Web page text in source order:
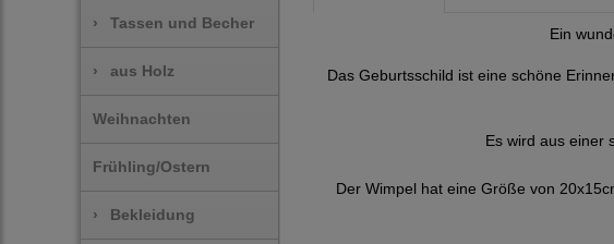
› Tassen und Becher
› aus Holz
Weihnachten
Frühling/Ostern
› Bekleidung
Ein
Das Geburtsschild ist eine schöne
Es wird aus einer
Der Wimpel hat eine Größe von